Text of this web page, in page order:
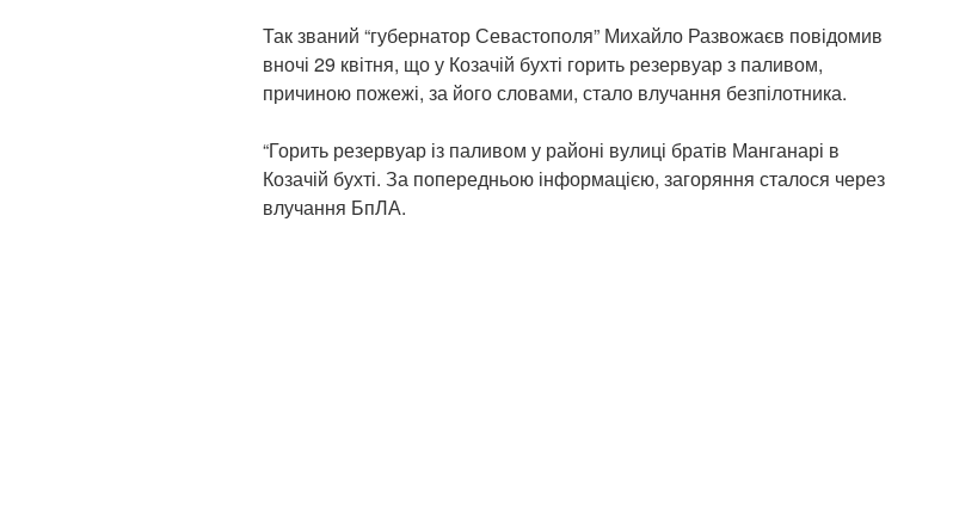
Так званий “губернатор Севастополя” Михайло Развожаєв повідомив
вночі 29 квітня, що у Козачій бухті горить резервуар з паливом,
причиною пожежі, за його словами, стало влучання безпілотника.
“Горить резервуар із паливом у районі вулиці братів Манганарі в
Козачій бухті. За попередньою інформацією, загоряння сталося через
влучання БпЛА.